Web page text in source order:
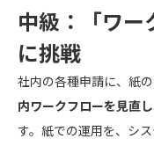
中級：「ワー
に挑戦
社内の各種申請に、紙
内ワークフローを見直
す。紙での運用を、シ